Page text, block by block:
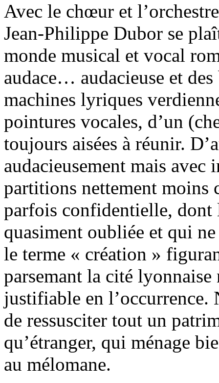
Avec le chœur et
Jean-Philippe Dubor se
monde musical et vocal
audace… audacieuse et
machines lyriques
pointures vocales, d’un
toujours aisées à réunir.
audacieusement mais
partitions nettement moins
parfois confidentielle, dont
quasiment oubliée et qui
le terme « création »
parsemant la cité lyonnaise
justifiable en
de ressusciter tout un
qu’étranger, qui ménage
au mélomane.